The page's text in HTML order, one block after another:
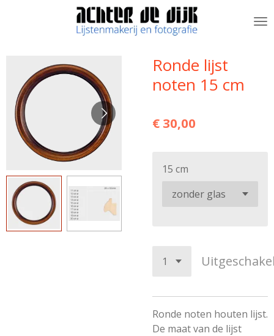
hoofdinhoud
Ronde lijst
noten 15 cm
€ 30,00
15 cm
Ronde noten houten lijst.
De maat van de lijst